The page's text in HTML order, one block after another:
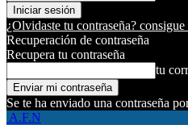
¿Olvidaste tu contraseña? consigue
Recuperación de contraseña
Recupera tu contraseña
tu
Se te ha enviado una contraseña
A.F.N